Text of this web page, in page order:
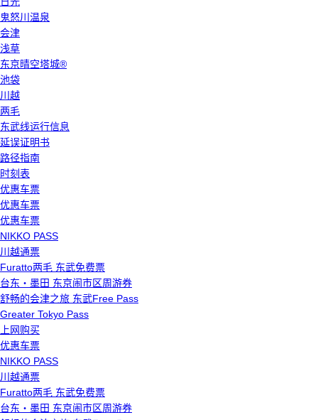
鬼怒川温泉
会津
浅草
东京晴空塔城®
池袋
川越
两毛
东武线运行信息
延误证明书
路径指南
时刻表
优惠车票
优惠车票
优惠车票
NIKKO PASS
川越通票
Furatto两毛 东武免费票
台东・墨田 东京闹市区周游券
舒畅的会津之旅 东武Free Pass
Greater Tokyo Pass
上网购买
优惠车票
NIKKO PASS
川越通票
Furatto两毛 东武免费票
台东・墨田 东京闹市区周游券